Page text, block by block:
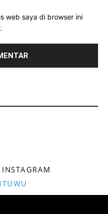
web saya di browser ini